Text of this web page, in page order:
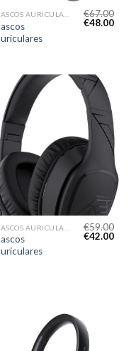
€67.00
€48.00
€59.00
€42.00